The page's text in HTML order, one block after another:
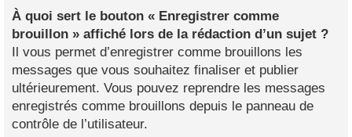
À quoi sert le bouton « Enregistrer comme
brouillon » affiché lors de la rédaction d’un sujet ?
Il vous permet d’enregistrer comme brouillons les
messages que vous souhaitez finaliser et publier
ultérieurement. Vous pouvez reprendre les messages
enregistrés comme brouillons depuis le panneau de
contrôle de l’utilisateur.